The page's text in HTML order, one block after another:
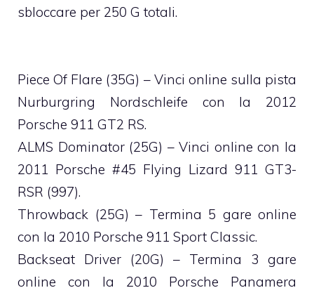
sbloccare per 250 G totali.
Piece Of Flare (35G) – Vinci online sulla pista
Nurburgring Nordschleife con la 2012
Porsche 911 GT2 RS.
ALMS Dominator (25G) – Vinci online con la
2011 Porsche #45 Flying Lizard 911 GT3-
RSR (997).
Throwback (25G) – Termina 5 gare online
con la 2010 Porsche 911 Sport Classic.
Backseat Driver (20G) – Termina 3 gare
online con la 2010 Porsche Panamera